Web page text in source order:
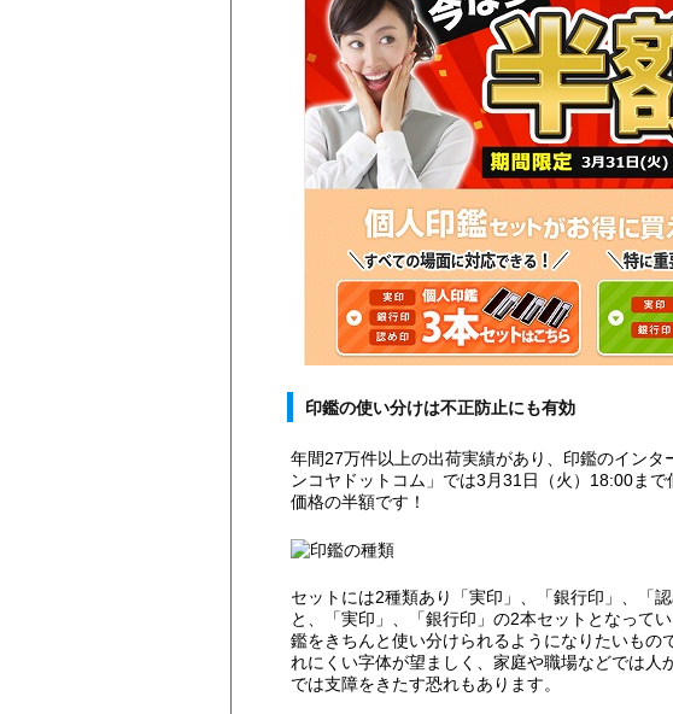
印鑑の使い分けは不正防止にも有効
年間27万件以上の出荷実績があり、印鑑のインタ
ンコヤドットコム」では3月31日（火）18:00ま
価格の半額です！
セットには2種類あり「実印」、「銀行印」、「
と、「実印」、「銀行印」の2本セットとなって
鑑をきちんと使い分けられるようになりたいもの
れにくい字体が望ましく、家庭や職場などでは人
では支障をきたす恐れもあります。